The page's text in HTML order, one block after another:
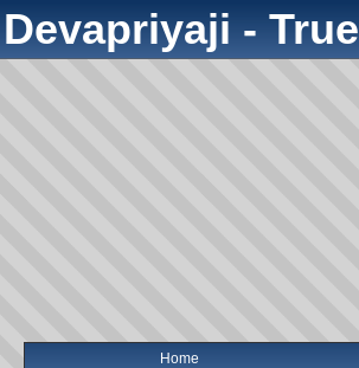
Devapriyaji -
Home